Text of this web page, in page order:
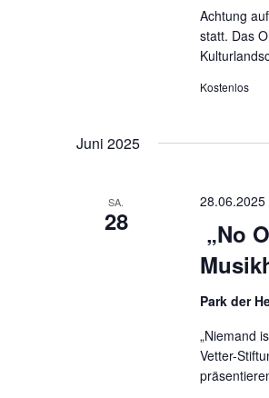
Achtung
statt. Das
Kostenlos
Juni 2025
SA.
28
„No
28.06.2025
Park der
„Niemand
Vetter-